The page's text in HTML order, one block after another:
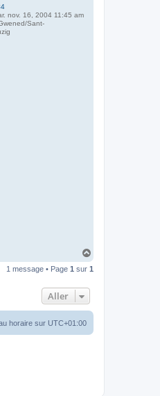
nov. 16, 2004 11:45 am
Sant-
u
1 message • Page 1 sur 1
Aller
horaire sur UTC+01:00